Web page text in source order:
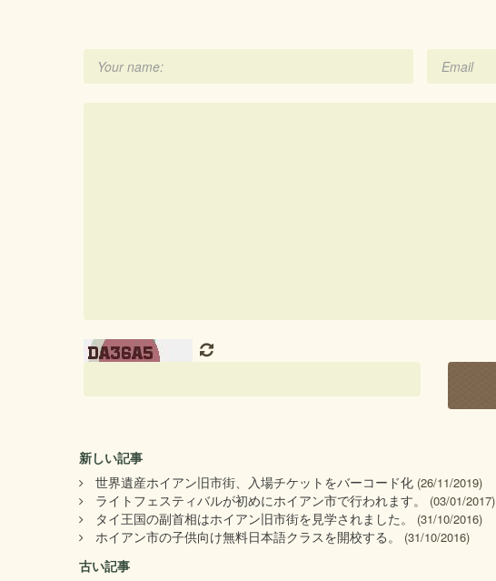
新しい記事
世界遺産ホイアン旧市街、入場チケットをバーコード化 (26/11/2019)
ライトフェスティバルが初めにホイアン市で行われます。
(03/01/2017)
タイ王国の副首相はホイアン旧市街を見学されました。
(31/10/2016)
ホイアン市の子供向け無料日本語クラスを開校する。
(31/10/2016)
古い記事